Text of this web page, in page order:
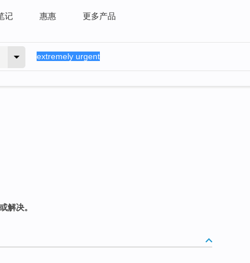
记 惠惠 更多产品
解决。